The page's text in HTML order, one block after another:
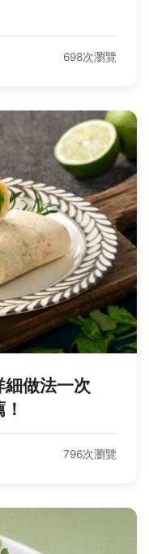
698次瀏覽
做法一次
796次瀏覽